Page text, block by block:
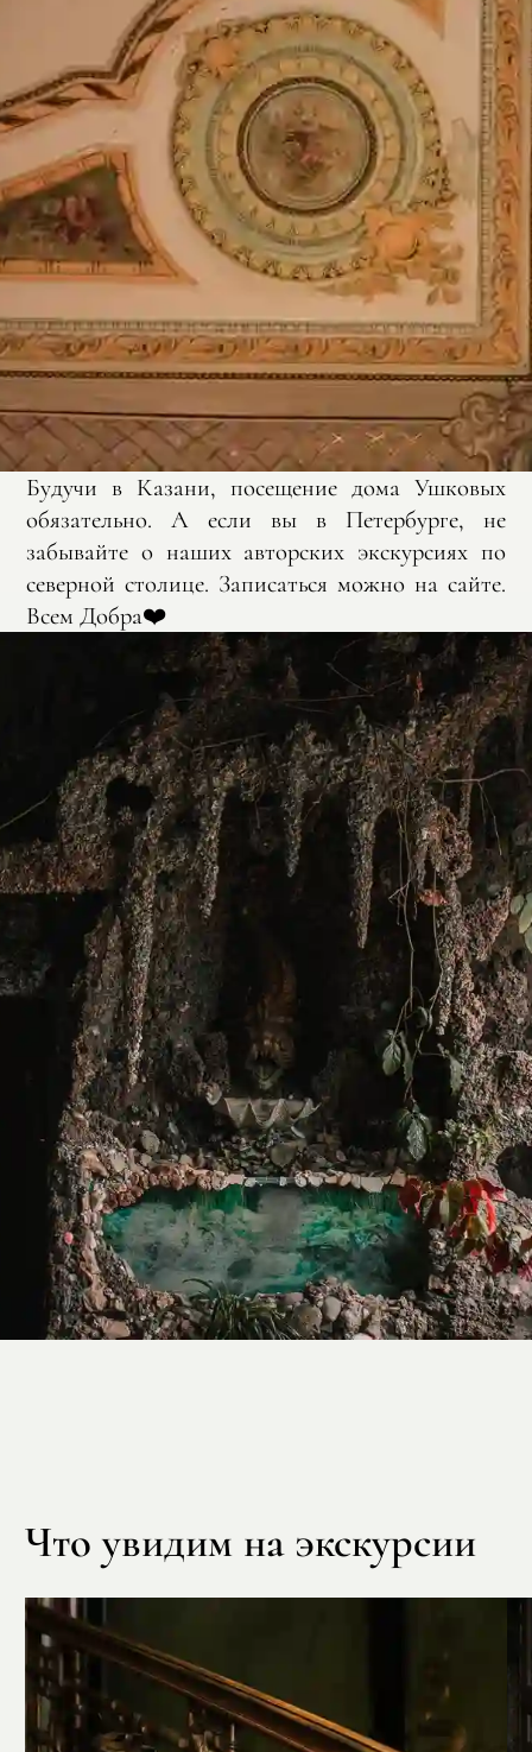
Будучи в Казани, посещение дома Ушковых
обязательно. А если вы в Петербурге, не
забывайте о наших авторских экскурсиях по
северной столице. Записаться можно на сайте.
Всем Добра❤️
Что увидим на экскурсии